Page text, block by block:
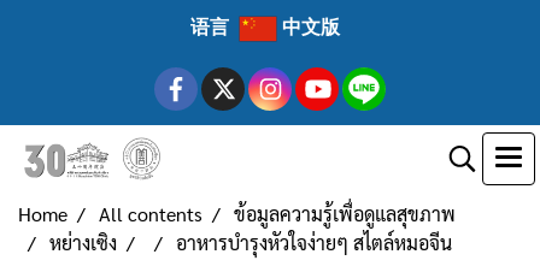
语言 中文版
Home All contents
ข้อมูลความรู้เพื่อดูแลสุขภาพ
หย่างเซิง
อาหารบำรุงหัวใจง่ายๆ สไตล์หมอจีน